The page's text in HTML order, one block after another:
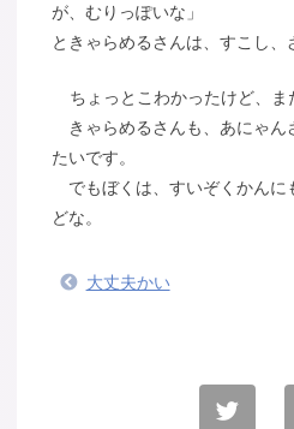
が、むりっぽいな」
ときゃらめるさんは、すこし、
ちょっとこわかったけど、ま
きゃらめるさんも、あにゃん
たいです。
でもぼくは、すいぞくかんに
どな。
大丈夫かい